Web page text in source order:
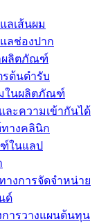
ลเส้นผม
ลช่องปาก
ผลิตภัณฑ์
ต้นตำรับ
ในผลิตภัณฑ์
ละความเข้ากันได้
างคลินิก
ในแลป
างการจัดจำหน่าย
ด์
การวางแผนต้นทุน